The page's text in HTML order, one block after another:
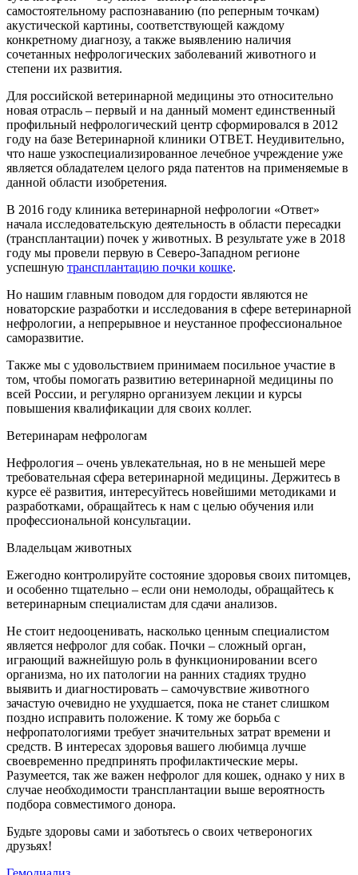
самостоятельному распознаванию (по реперным точкам)
акустической картины, соответствующей каждому
конкретному диагнозу, а также выявлению наличия
сочетанных нефрологических заболеваний животного и
степени их развития.
Для российской ветеринарной медицины это относительно
новая отрасль – первый и на данный момент единственный
профильный нефрологический центр сформировался в 2012
году на базе Ветеринарной клиники ОТВЕТ. Неудивительно,
что наше узкоспециализированное лечебное учреждение уже
является обладателем целого ряда патентов на применяемые в
данной области изобретения.
В 2016 году клиника ветеринарной нефрологии «Ответ»
начала исследовательскую деятельность в области пересадки
(трансплантации) почек у животных. В результате уже в 2018
году мы провели первую в Северо-Западном регионе
успешную трансплантацию почки кошке.
Но нашим главным поводом для гордости являются не
новаторские разработки и исследования в сфере ветеринарной
нефрологии, а непрерывное и неустанное профессиональное
саморазвитие.
Также мы с удовольствием принимаем посильное участие в
том, чтобы помогать развитию ветеринарной медицины по
всей России, и регулярно организуем лекции и курсы
повышения квалификации для своих коллег.
Ветеринарам нефрологам
Нефрология – очень увлекательная, но в не меньшей мере
требовательная сфера ветеринарной медицины. Держитесь в
курсе её развития, интересуйтесь новейшими методиками и
разработками, обращайтесь к нам с целью обучения или
профессиональной консультации.
Владельцам животных
Ежегодно контролируйте состояние здоровья своих питомцев,
и особенно тщательно – если они немолоды, обращайтесь к
ветеринарным специалистам для сдачи анализов.
Не стоит недооценивать, насколько ценным специалистом
является нефролог для собак. Почки – сложный орган,
играющий важнейшую роль в функционировании всего
организма, но их патологии на ранних стадиях трудно
выявить и диагностировать – самочувствие животного
зачастую очевидно не ухудшается, пока не станет слишком
поздно исправить положение. К тому же борьба с
нефропатологиями требует значительных затрат времени и
средств. В интересах здоровья вашего любимца лучше
своевременно предпринять профилактические меры.
Разумеется, так же важен нефролог для кошек, однако у них в
случае необходимости трансплантации выше вероятность
подбора совместимого донора.
Будьте здоровы сами и заботьтесь о своих четвероногих
друзьях!